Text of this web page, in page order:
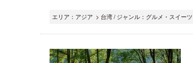
エリア：アジア > 台湾 / ジャンル：グルメ・スイーツ